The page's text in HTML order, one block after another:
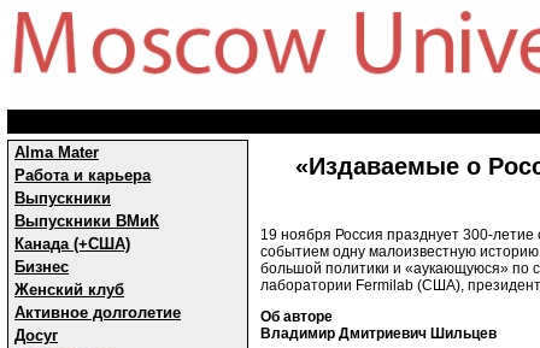
Alma Mater
Работа и карьера
Выпускники
Выпускники ВМиК
Канада (+США)
Бизнес
Женский клуб
Активное долголетие
Досуг
«Издаваемые о
19 ноября Россия празднует 300-
событием одну малоизвестную
большой политики и «аукающуюся» по
лаборатории Fermilab (США), президент
Об авторе
Владимир Дмитриевич Шильцев